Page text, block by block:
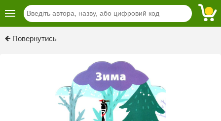
Повернутись